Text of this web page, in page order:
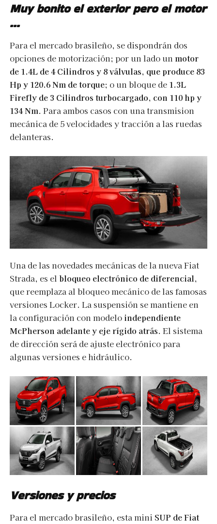
Muy bonito el exterior pero el motor
…
Para el mercado brasileño, se dispondrán dos
opciones de motorización; por un lado un motor
de 1.4L de 4 Cilindros y 8 válvulas, que produce 83
Hp y 120.6 Nm de torque; o un bloque de 1.3L
Firefly de 3 Cilindros turbocargado, con 110 hp y
134 Nm. Para ambos casos con una transmision
mecánica de 5 velocidades y tracción a las ruedas
delanteras.
Una de las novedades mecánicas de la nueva Fiat
Strada, es el bloqueo electrónico de diferencial,
que reemplaza al bloqueo mecánico de las famosas
versiones Locker. La suspensión se mantiene en
la configuración con modelo independiente
McPherson adelante y eje rígido atrás. El sistema
de dirección será de ajuste electrónico para
algunas versiones e hidráulico.
Versiones y precios
Para el mercado brasileño, esta mini SUP de Fiat